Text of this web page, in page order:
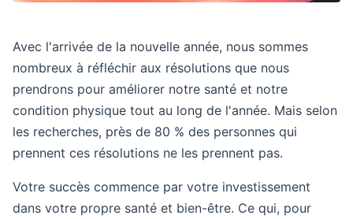
Avec l'arrivée de la nouvelle année, nous sommes
nombreux à réfléchir aux résolutions que nous
prendrons pour améliorer notre santé et notre
condition physique tout au long de l'année. Mais selon
les recherches, près de 80 % des personnes qui
prennent ces résolutions ne les prennent pas.
Votre succès commence par votre investissement
dans votre propre santé et bien-être. Ce qui, pour